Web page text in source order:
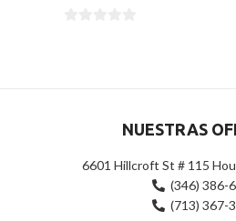
NUESTRAS
6601 Hillcroft St # 115
(346) 386-
(713) 367-